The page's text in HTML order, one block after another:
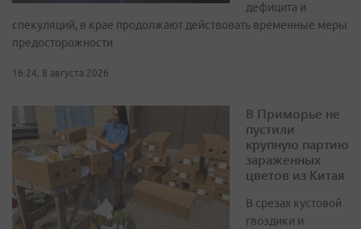
дефицита и
спекуляций, в крае продолжают действовать временные меры
предосторожности
16:24, 8 августа 2026
В Приморье не
пустили
крупную партию
зараженных
цветов из Китая
В срезах кустовой
гвоздики и